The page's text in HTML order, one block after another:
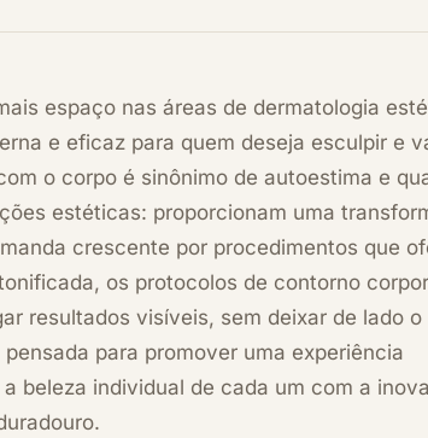
espaço nas áreas de dermatologia
e eficaz para quem deseja esculpir e
o corpo é sinônimo de autoestima e
estéticas: proporcionam uma
crescente por procedimentos que
os protocolos de contorno
resultados visíveis, sem deixar de lado
para promover uma experiência
beleza individual de cada um com a